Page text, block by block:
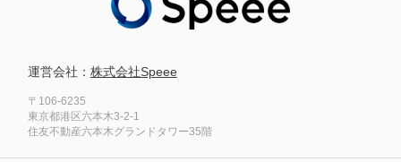
運営会社： 株式会社Speee
〒106-6235
東京都港区六本木3-2-1
住友不動産六本木グランドタワー35階